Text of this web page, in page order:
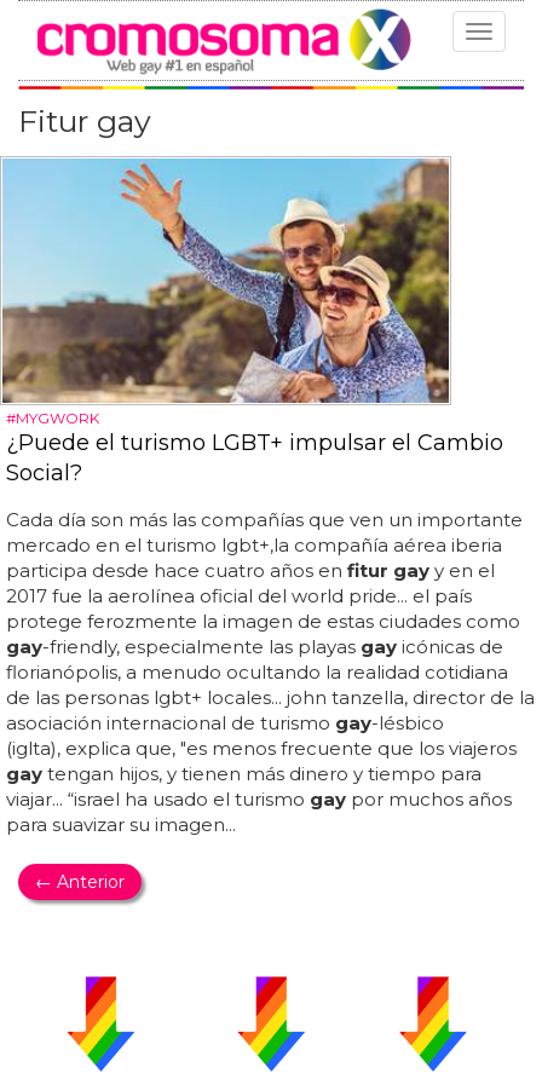
Toggle
Fitur gay
#MYGWORK
¿Puede el turismo LGBT+ impulsar el Cambio
Social?
Cada día son más las compañías que ven un importante
mercado en el turismo lgbt+,la compañía aérea iberia
participa desde hace cuatro años en fitur gay y en el
2017 fue la aerolínea oficial del world pride... el país
protege ferozmente la imagen de estas ciudades como
gay-friendly, especialmente las playas gay icónicas de
florianópolis, a menudo ocultando la realidad cotidiana
de las personas lgbt+ locales... john tanzella, director de la
asociación internacional de turismo gay-lésbico
(iglta), explica que, "es menos frecuente que los viajeros
gay tengan hijos, y tienen más dinero y tiempo para
viajar... “israel ha usado el turismo gay por muchos años
para suavizar su imagen...
← Anterior